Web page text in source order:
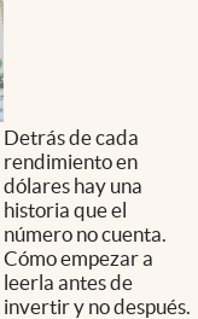
Detrás de cada
rendimiento en
dólares hay una
historia que el
número no cuenta.
Cómo empezar a
leerla antes de
invertir y no después.